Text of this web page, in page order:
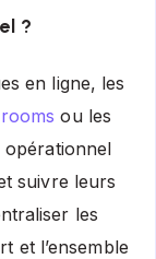
?
en ligne, les
ou les
opérationnel
suivre leurs
les
et l’ensemble